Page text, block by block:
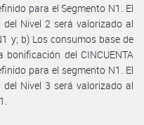
para el Segmento N1. El
Nivel 2 será valorizado al
y; b) Los consumos base de
del CINCUENTA
para el segmento N1. El
Nivel 3 será valorizado al